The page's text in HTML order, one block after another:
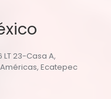
LT 23-Casa A,
Ecatepec